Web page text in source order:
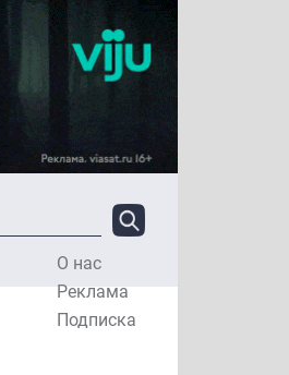
О нас
Реклама
Подписка